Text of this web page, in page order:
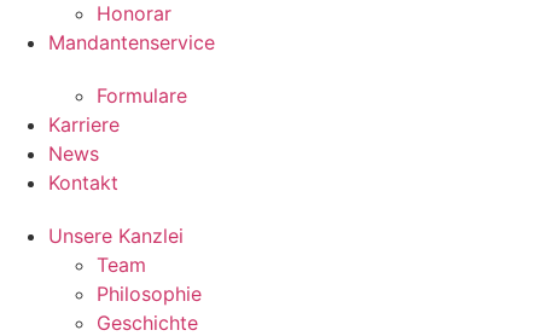
Honorar
Mandantenservice
Formulare
Karriere
News
Kontakt
Unsere Kanzlei
Team
Philosophie
Geschichte